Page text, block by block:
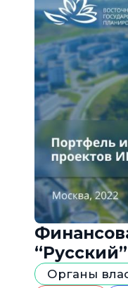
“Русский”
Органы